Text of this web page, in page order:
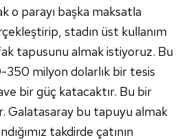
o parayı başka maksatla
stadın üst kullanım
tapusunu almak istiyoruz. Bu
350 milyon dolarlık bir tesis
bir güç katacaktır. Bu bir
Galatasaray bu tapuyu almak
takdirde çatının